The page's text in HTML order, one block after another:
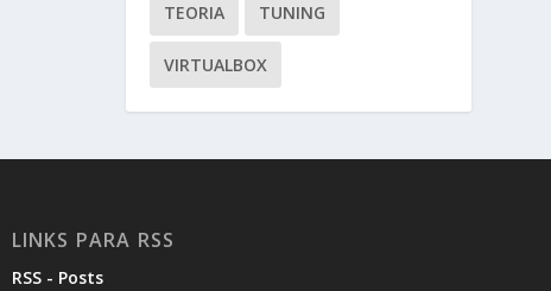
TEORIA TUNING
VIRTUALBOX
LINKS PARA RSS
RSS - Posts